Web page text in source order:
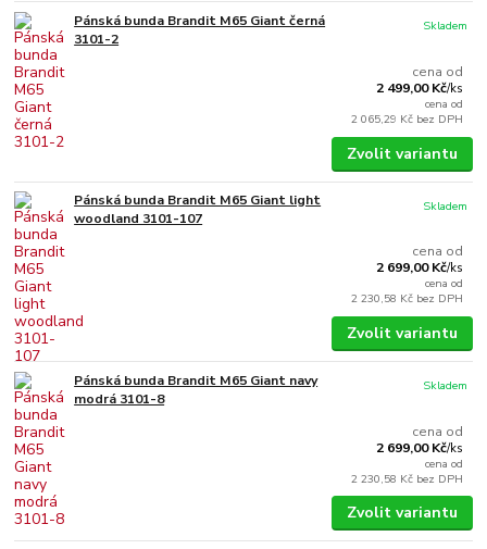
Pánská bunda Brandit M65 Giant černá
3101-2
cena od
2 499,00 Kč/ks
cena od
2 065,29 Kč bez DPH
Skladem
Zvolit variantu
Pánská bunda Brandit M65 Giant light
woodland 3101-107
cena od
2 699,00 Kč/ks
cena od
2 230,58 Kč bez DPH
Skladem
Zvolit variantu
Pánská bunda Brandit M65 Giant navy
modrá 3101-8
cena od
2 699,00 Kč/ks
cena od
2 230,58 Kč bez DPH
Skladem
Zvolit variantu